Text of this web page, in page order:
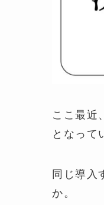
ここ最近
となって
同じ導入
か。